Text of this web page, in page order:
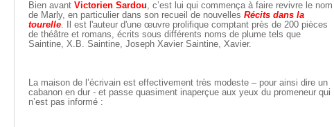
Bien avant Victorien Sardou, c’est lui qui commença à faire revivre le nom
de Marly, en particulier dans son recueil de nouvelles Récits dans la
tourelle. Il est l'auteur d'une œuvre prolifique comptant près de 200 pièces
de théâtre et romans, écrits sous différents noms de plume tels que
Saintine, X.B. Saintine, Joseph Xavier Saintine, Xavier.
La maison de l’écrivain est effectivement très modeste – pour ainsi dire un
cabanon en dur - et passe quasiment inaperçue aux yeux du promeneur qui
n’est pas informé :